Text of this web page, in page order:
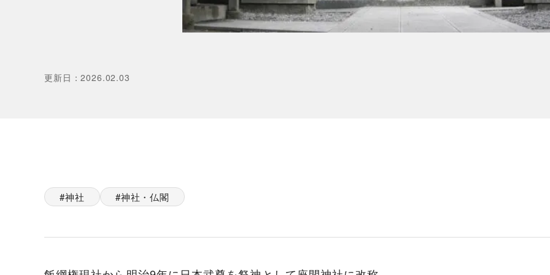
更新日 ：2026.02.03
神社 神社・仏閣